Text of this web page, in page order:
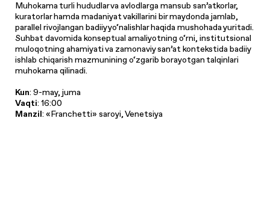
Muhokama turli hududlar va avlodlarga mansub san’atkorlar,
kuratorlar hamda madaniyat vakillarini bir maydonda jamlab,
parallel rivojlangan badiiy yo‘nalishlar haqida mushohada yuritadi.
Suhbat davomida konseptual amaliyotning o‘rni, institutsional
muloqotning ahamiyati va zamonaviy san’at kontekstida badiiy
ishlab chiqarish mazmunining o‘zgarib borayotgan talqinlari
muhokama qilinadi.
Kun: 9-may, juma
Vaqti: 16:00
Manzil: «Franchetti» saroyi, Venetsiya